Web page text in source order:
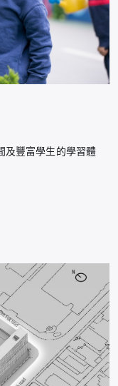
及豐富學生的學習體